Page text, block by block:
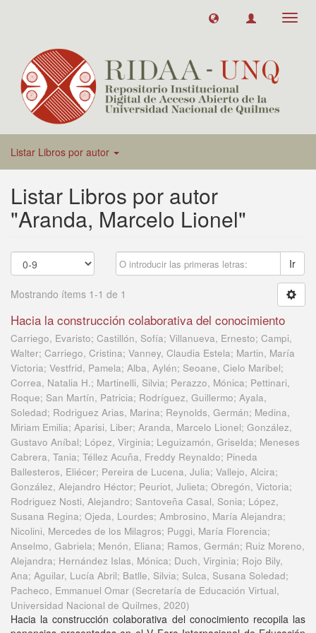
Listar Libros por autor
Listar Libros por autor
"Aranda, Marcelo Lionel"
Ir
Mostrando ítems 1-1 de 1
Hacia la construcción colaborativa del conocimiento
Carriego, Evaristo; Castillón, Sofía; Villanueva, Ernesto; Campi,
Walter; Carriego, Cristina; Vanney, Claudia Estela; Martin, María
Victoria; Vestfrid, Pamela; Alba, Aylén; Seoane, Cielo Maribel;
Correa, Natalia H.; Martinelli, Silvia; Perazzo, Mónica; Pettinari,
Roque; San Martín, Patricia; Rodríguez, Guillermo; Ayala,
Soledad; Rodriguez Arias, Marina; Reynolds, Germán; Medina,
Miriam Emilia; Aparisi, Liber; Aranda, Marcelo Lionel; González,
Gustavo Aníbal; López, Virginia; Leguizamón, Griselda; Meneses
Cabrera, Tania; Téllez Acuña, Freddy Reynaldo; Pineda
Ballesteros, Eliécer; Pereira de Lucena, Julia; Vallejo, Alcira;
González, Alejandro Héctor; Peuriot, Julieta; Obregón, Victoria;
Rodriguez Nosti, Alejandro; Santoveña Casal, Sonia; López,
Susana Regina; Ojeda, Lourdes; Ambrosino, María Alejandra;
Nicolini, Mercedes de los Milagros; Puggi, María Florencia;
Anselmo, Gabriela; Menón, Eliana; Ramos, Germán; Ruiz Moreno,
Alejandra; Hernández Islas, Mónica; Duch, Virginia; Rojo Bily,
Ana; Aguilar, Lucía Abril; Batlle, Silvia; Sulca, Susana Soledad;
Pacheco, Emmanuel Omar (Secretaría de Educación Virtual,
Universidad Nacional de Quilmes, 2020)
Hacia la construcción colaborativa del conocimiento recopila las